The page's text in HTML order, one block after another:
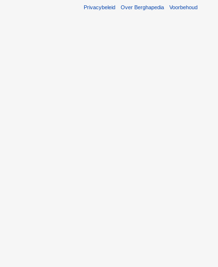
Privacybeleid Over Berghapedia Voorbehoud